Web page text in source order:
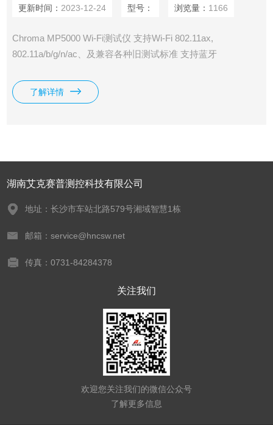
更新时间： 2023-12-24 型号： 浏览量： 1166
Chroma MP5000 Wi-Fi测试仪 支持Wi-Fi 802.11ax,
802.11a/b/g/n/ac、及兼容各种旧测试标准 支持蓝牙
弹性化升级架构、集向量讯号产生器及分析器于一身 可以实
行一拖四、高速平行测试 容易使用的人机介面，也适用于
了解详情
湖南艾克赛普测控科技有限公司
地址：长沙市车站北路579号湘域智慧1栋
邮箱：service@hncsw.net
传真：0731-84284378
关注我们
欢迎您关注我们的微信公众号
了解更多信息